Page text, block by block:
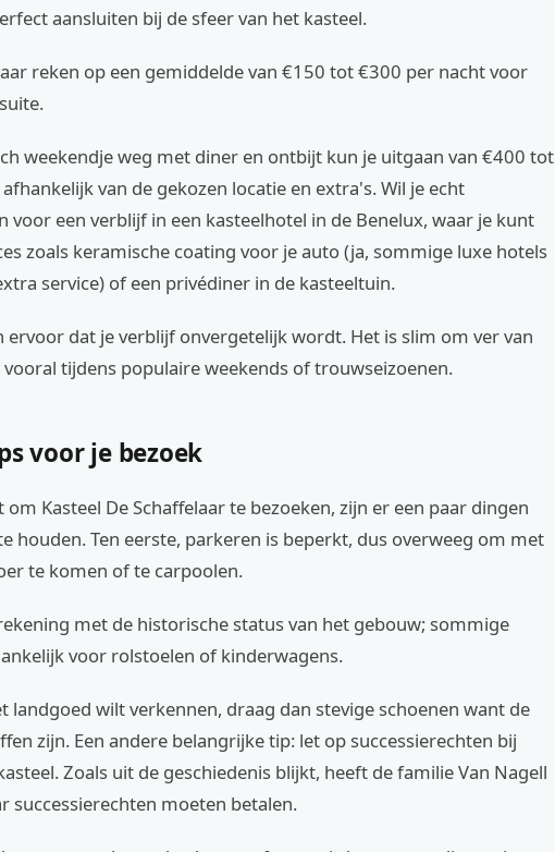
aansluiten bij de sfeer van het kasteel.
reken op een gemiddelde van €150 tot €300 per nacht voor
weekendje weg met diner en ontbijt kun je uitgaan van €400 tot
van de gekozen locatie en extra's. Wil je echt
voor een verblijf in een kasteelhotel in de Benelux, waar je kunt
zoals keramische coating voor je auto (ja, sommige luxe hotels
service) of een privédiner in de kasteeltuin.
ervoor dat je verblijf onvergetelijk wordt. Het is slim om ver van
tijdens populaire weekends of trouwseizoenen.
voor je bezoek
om Kasteel De Schaffelaar te bezoeken, zijn er een paar dingen
houden. Ten eerste, parkeren is beperkt, dus overweeg om met
te komen of te carpoolen.
met de historische status van het gebouw; sommige
voor rolstoelen of kinderwagens.
landgoed wilt verkennen, draag dan stevige schoenen want de
zijn. Een andere belangrijke tip: let op successierechten bij
Zoals uit de geschiedenis blijkt, heeft de familie Van Nagell
successierechten moeten betalen.